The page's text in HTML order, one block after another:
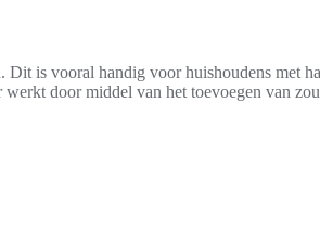
is vooral handig voor huishoudens met
door middel van het toevoegen van